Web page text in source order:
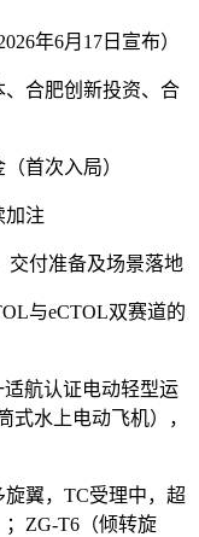
年6月17日宣布）
、合肥创新投资、合
首次入局）
加注
交付准备及场景落地
与eCTOL双赛道的
航认证电动轻型运
式水上电动飞机），
旋翼，TC受理中，超
ZG-T6（倾转旋